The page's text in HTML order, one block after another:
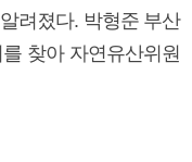
려졌다. 박형준 부산
찾아 자연유산위원